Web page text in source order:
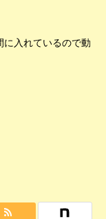
に入れているので動